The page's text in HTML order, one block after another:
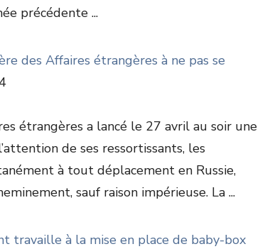
précédente ...
des Affaires étrangères à ne pas se
étrangères a lancé le 27 avril au soir une
de ses ressortissants, les
à tout déplacement en Russie,
sauf raison impérieuse. La ...
travaille à la mise en place de baby-box